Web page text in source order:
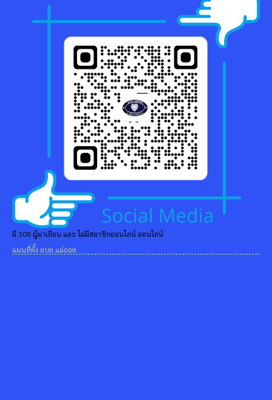
มี 308 ผู้มาเยือน และ ไม่มีสมาชิกออนไลน์ ออนไลน์
แผนที่ตั้ง อบต.แม่ถอด